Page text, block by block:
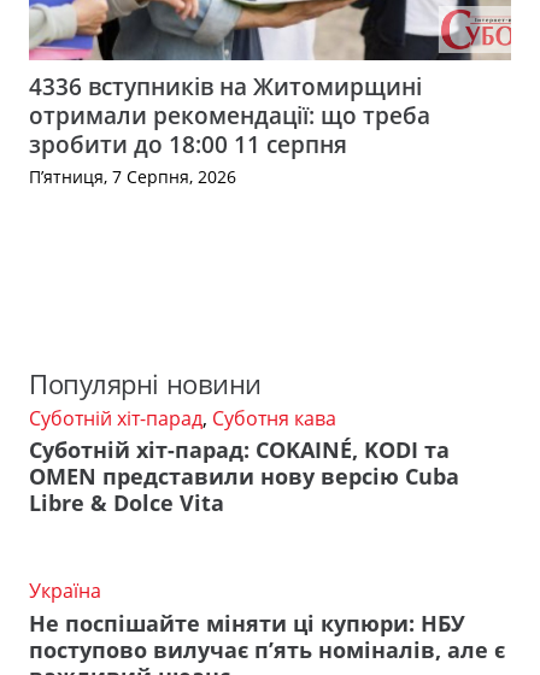
4336 вступників на Житомирщині
отримали рекомендації: що треба
зробити до 18:00 11 серпня
П’ятниця, 7 Серпня, 2026
Популярні новини
Суботній хіт-парад, Суботня кава
Суботній хіт-парад: COKAINÉ, KODI та
OMEN представили нову версію Cuba
Libre & Dolce Vita
Україна
Не поспішайте міняти ці купюри: НБУ
поступово вилучає п’ять номіналів, але є